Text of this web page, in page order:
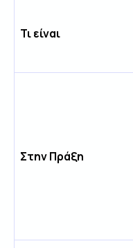
Τι είναι
Στην Πράξη